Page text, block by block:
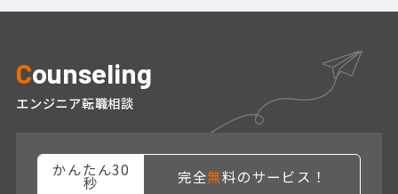
Counseling
エンジニア転職相談
かんたん30
秒 完全無料のサービス！